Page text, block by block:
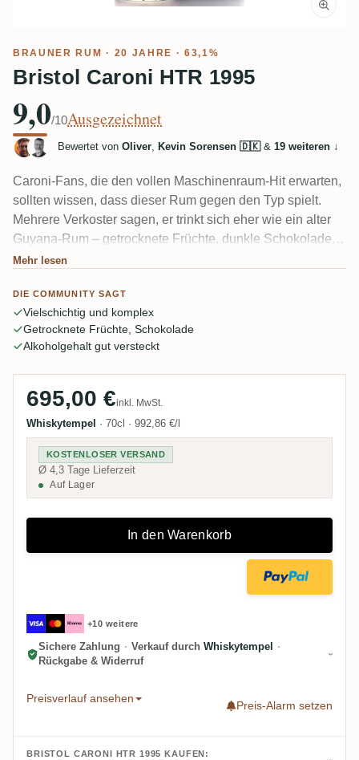
BRAUNER RUM · 20 JAHRE · 63,1%
Bristol Caroni HTR 1995
9,0/10Ausgezeichnet
Bewertet von Oliver, Kevin Sorensen 🇩🇰& 19 weiteren ↓
Caroni-Fans, die den vollen Maschinenraum-Hit erwarten,
sollten wissen, dass dieser Rum gegen den Typ spielt.
Mehrere Verkoster sagen, er trinkt sich eher wie ein alter
Guyana-Rum – getrocknete Früchte, dunkle Schokolade,
verbrannter Zucker, Nüsse und Holz – mit der klassischen
auftaucht. Fruchtig, vielschichtig und bei 63,1 % sitzt der
Alkohol überraschend gut.
Mehr lesen
DIE COMMUNITY SAGT
Vielschichtig und komplex
Getrocknete Früchte, Schokolade
Alkoholgehalt gut versteckt
695,00 €inkl. MwSt.
Whiskytempel · 70cl · 992,86 €/l
KOSTENLOSER VERSAND
Ø 4,3 Tage Lieferzeit
Auf Lager
In den Warenkorb
+10 weitere
Sichere Zahlung · Verkauf durch Whiskytempel
·
Rückgabe & Widerruf
Preisverlauf ansehen
Preis-Alarm setzen
BRISTOL CARONI HTR 1995 KAUFEN: